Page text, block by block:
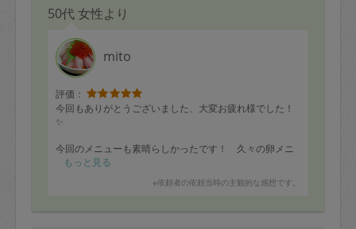
50代 女性より
mito
評価：
今回もありがとうございました、大変お疲れ様でした！
✨
今回のメニューも素晴らしかったです！ 久々の卵メニ
ューも嬉しかったです、またお願いします。ジャガイモ
しくて大好きです。カブのや、厚揚げのや、
もっと見る
※依頼者の依頼当時の主観的な感想です。